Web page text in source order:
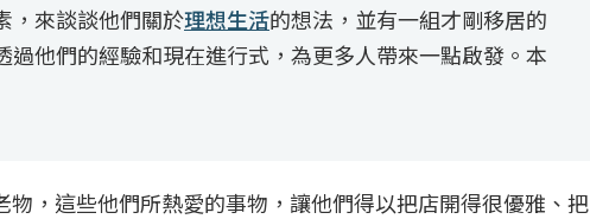
，來談談他們關於理想生活的想法，並有一組才剛移居的
他們的經驗和現在進行式，為更多人帶來一點啟發。本
物，這些他們所熱愛的事物，讓他們得以把店開得很優雅、把